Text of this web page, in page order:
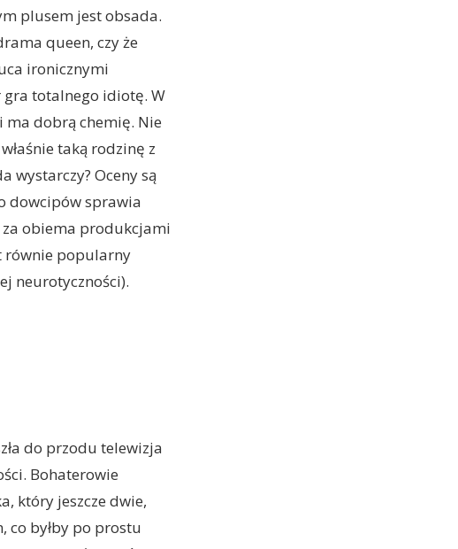
plusem jest obsada.
queen, czy że
ironicznymi
gra totalnego idiotę. W
dobrą chemię. Nie
taką rodzinę z
wystarczy? Oceny są
dowcipów sprawia
za obiema produkcjami
równie popularny
neurotyczności).
do przodu telewizja
Bohaterowie
który jeszcze dwie,
co byłby po prostu